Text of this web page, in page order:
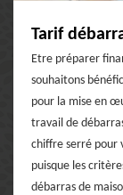
Tarif
Etre préparer
souhaitons
pour la mise en
travail de
chiffre serré pour
puisque les
débarras de